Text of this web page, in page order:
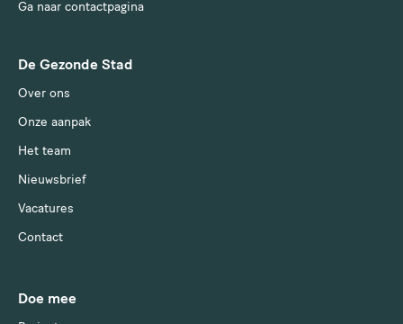
Ga naar contactpagina
De Gezonde Stad
Over ons
Onze aanpak
Het team
Nieuwsbrief
Vacatures
Contact
Doe mee